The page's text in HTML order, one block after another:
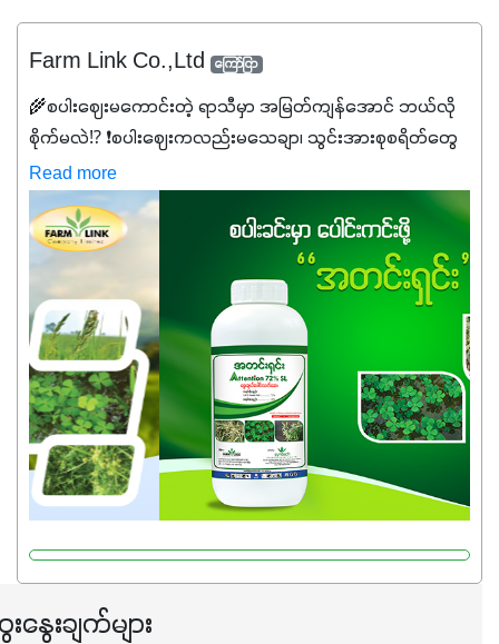
Farm Link Co.,Ltd ကြော်ငြာ
🌾စပါးဈေးမကောင်းတဲ့ ရာသီမှာ အမြတ်ကျန်အောင် ဘယ်လို
စိုက်မလဲ⁉️ ❗စပါးဈေးကလည်းမသေချာ၊ သွင်းအားစုစရိတ်တွေ
ကလည်း တက်နေတဲ့ဒီလိုအချိန်မှာ သွင်းအားစုဖိုးကို လျှော့ချပြီး
အထွက်နှုန်းကို ထိန်းထားနိုင်မှ ဦးကြီးတို့ အဆင်ပြေမှာနော် ✔️ဒါ
ကြောင့် ကိုယ်သုံးသမျှ ကိုယ့်အတွက်အကျိုးရစေမယ့်
အရည်အသွေးစိတ်ချရတဲ့ သွင်းအားစုပစ္စည်းတွေကိုပဲ ရွေးချယ်
သုံးသင့်ပါတယ်။
Read more
နွေးချက်များ